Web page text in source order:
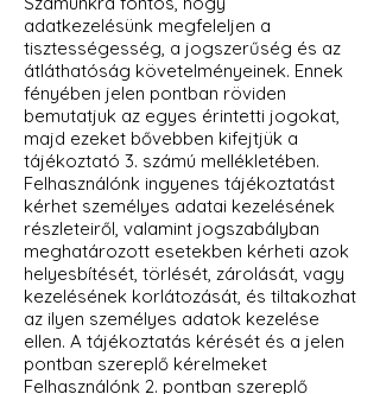
adatkezelésünk megfeleljen a
tisztességesség, a jogszerűség és az
átláthatóság követelményeinek. Ennek
fényében jelen pontban röviden
bemutatjuk az egyes érintetti jogokat,
majd ezeket bővebben kifejtjük a
tájékoztató 3. számú mellékletében.
Felhasználónk ingyenes tájékoztatást
kérhet személyes adatai kezelésének
részleteiről, valamint jogszabályban
meghatározott esetekben kérheti azok
helyesbítését, törlését, zárolását, vagy
kezelésének korlátozását, és tiltakozhat
az ilyen személyes adatok kezelése
ellen. A tájékoztatás kérését és a jelen
pontban szereplő kérelmeket
Felhasználónk 2. pontban szereplő